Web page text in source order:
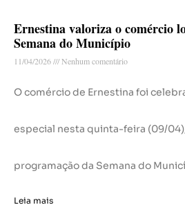
Ernestina valoriza o comércio
Semana do Município
11/04/2026 Nenhum comentário
O comércio de Ernestina foi
especial nesta quinta-feira (09/
programação da Semana do
Leia mais